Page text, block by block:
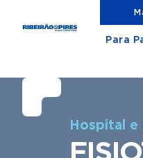
Para
Hospital e